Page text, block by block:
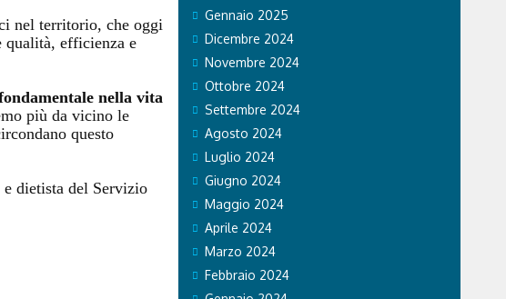
nel territorio, che oggi
efficienza e
nella vita
più da vicino le
questo
dietista del Servizio
Gennaio 2025
Dicembre 2024
Novembre 2024
Ottobre 2024
Settembre 2024
Agosto 2024
Luglio 2024
Giugno 2024
Maggio 2024
Aprile 2024
Marzo 2024
Febbraio 2024